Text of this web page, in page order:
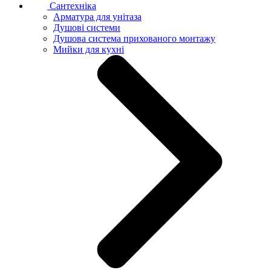
Сантехніка
Арматура для унітаза
Душові системи
Душова система прихованого монтажу
Мийки для кухні